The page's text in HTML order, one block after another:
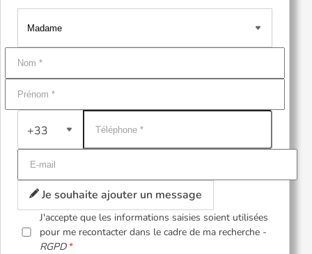
+33
Je souhaite ajouter un message
J'accepte que les informations saisies soient utilisées
pour me recontacter dans le cadre de ma recherche -
RGPD